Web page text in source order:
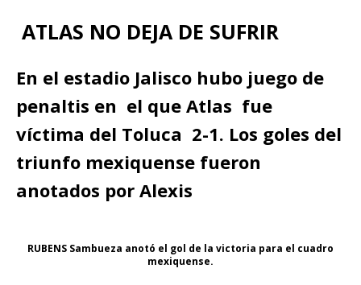
ATLAS NO DEJA DE SUFRIR
En el estadio Jalisco hubo juego de
penaltis en el que Atlas fue
víctima del Toluca 2-1. Los goles del
triunfo mexiquense fueron
anotados por Alexis
RUBENS Sambueza anotó el gol de la victoria para el cuadro
mexiquense.